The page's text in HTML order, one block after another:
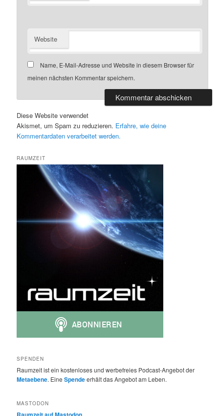
Website
Name, E-Mail-Adresse und Website in diesem Browser für
meinen nächsten Kommentar speichern.
Diese Website verwendet
Akismet, um Spam zu reduzieren. Erfahre, wie deine
Kommentardaten verarbeitet werden.
RAUMZEIT
SPENDEN
Raumzeit ist ein kostenloses und werbefreies Podcast-Angebot der
Metaebene. EineSpendeerhält das Angebot am Leben.
MASTODON